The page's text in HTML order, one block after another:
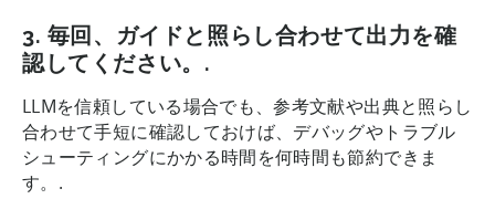
3. 毎回、ガイドと照らし合わせて出力を確
認してください。.
LLMを信頼している場合でも、参考文献や出典と照らし
合わせて手短に確認しておけば、デバッグやトラブル
シューティングにかかる時間を何時間も節約できま
す。.